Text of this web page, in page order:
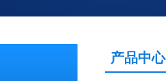
产品中心